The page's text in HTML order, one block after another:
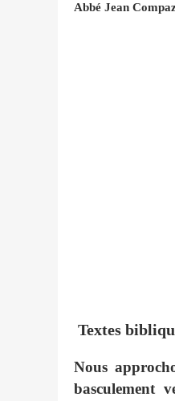
Abbé Jean
Textes
Nous
basculement